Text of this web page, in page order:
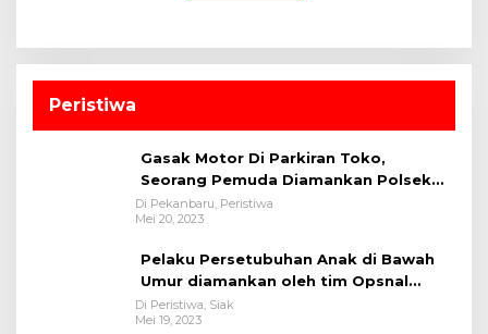
Peristiwa
Gasak Motor Di Parkiran Toko,
Seorang Pemuda Diamankan Polsek
Bukit Raya
Di Pekanbaru, Peristiwa
Mei 20, 2023
Pelaku Persetubuhan Anak di Bawah
Umur diamankan oleh tim Opsnal
Polsek Tualang-Polres Siak-Polda Riau
Di Peristiwa, Siak
Mei 19, 2023